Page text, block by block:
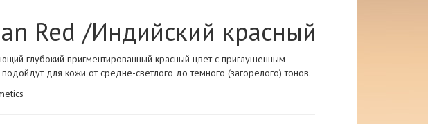
Red /Индийский красный
глубокий пригментированный красный цвет с приглушенным
для кожи от средне-светлого до темного (загорелого) тонов.